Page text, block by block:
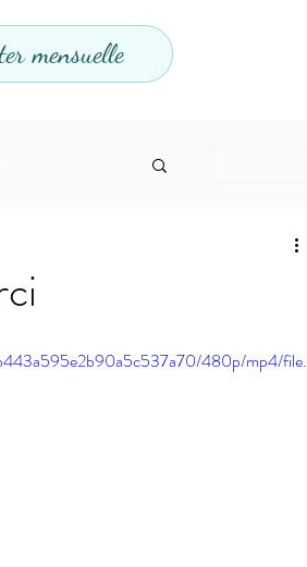
mensuelle
480p/mp4/file.